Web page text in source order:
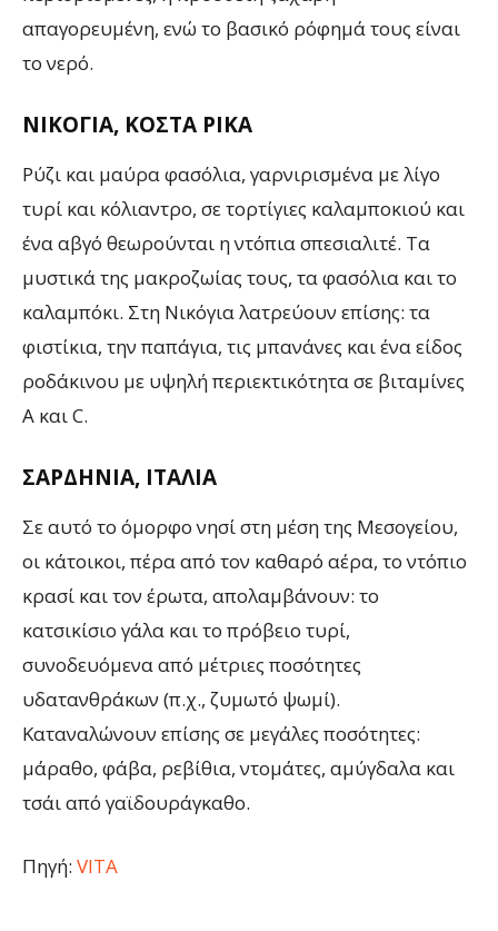
απαγορευμένη, ενώ το βασικό ρόφημά τους είναι
το νερό.
ΝΙΚΟΓΙΑ, ΚΟΣΤΑ ΡΙΚΑ
Ρύζι και μαύρα φασόλια, γαρνιρισμένα με λίγο
τυρί και κόλιαντρο, σε τορτίγιες καλαμποκιού και
ένα αβγό θεωρούνται η ντόπια σπεσιαλιτέ. Τα
μυστικά της μακροζωίας τους, τα φασόλια και το
καλαμπόκι. Στη Νικόγια λατρεύουν επίσης: τα
φιστίκια, την παπάγια, τις μπανάνες και ένα είδος
ροδάκινου με υψηλή περιεκτικότητα σε βιταμίνες
Α και C.
ΣΑΡΔΗΝΙΑ, ΙΤΑΛΙΑ
Σε αυτό το όμορφο νησί στη μέση της Μεσογείου,
οι κάτοικοι, πέρα από τον καθαρό αέρα, το ντόπιο
κρασί και τον έρωτα, απολαμβάνουν: το
κατσικίσιο γάλα και το πρόβειο τυρί,
συνοδευόμενα από μέτριες ποσότητες
υδατανθράκων (π.χ., ζυμωτό ψωμί).
Καταναλώνουν επίσης σε μεγάλες ποσότητες:
μάραθο, φάβα, ρεβίθια, ντομάτες, αμύγδαλα και
τσάι από γαϊδουράγκαθο.
Πηγή: VITA